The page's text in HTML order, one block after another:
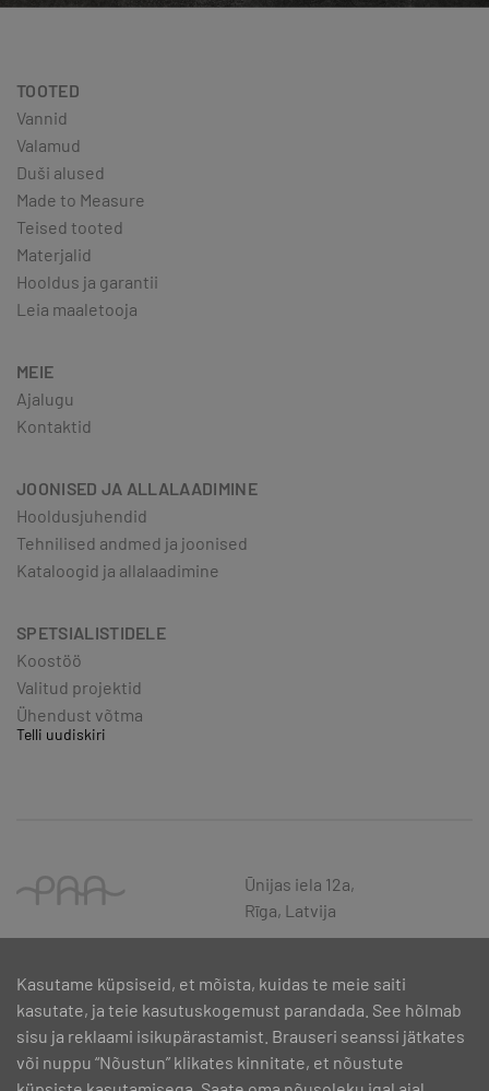
TOOTED
Vannid
Valamud
Duši alused
Made to Measure
Teised tooted
Materjalid
Hooldus ja garantii
Leia maaletooja
MEIE
Ajalugu
Kontaktid
JOONISED JA ALLALAADIMINE
Hooldusjuhendid
Tehnilised andmed ja joonised
Kataloogid ja allalaadimine
SPETSIALISTIDELE
Koostöö
Valitud projektid
Ühendust võtma
Telli uudiskiri
Ūnijas iela 12a,
Rīga, Latvija
Kasutame küpsiseid, et mõista, kuidas te meie saiti
kasutate, ja teie kasutuskogemust parandada. See hõlmab
sisu ja reklaami isikupärastamist. Brauseri seanssi jätkates
või nuppu “Nõustun” klikates kinnitate, et nõustute